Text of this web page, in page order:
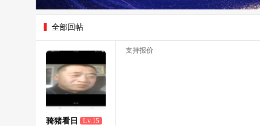
全部回帖
骑猪看日
Lv.15
支持报价